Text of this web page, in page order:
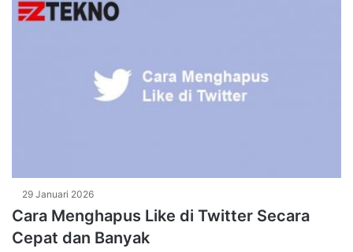
29 Januari 2026
Cara Menghapus Like di Twitter Secara
Cepat dan Banyak